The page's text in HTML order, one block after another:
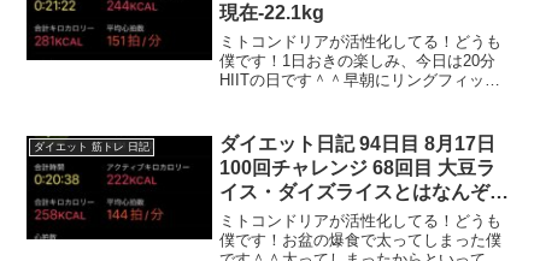
現在-22.1kg
ミトコンドリアが活性化してる！どうも
僕です！1日おきの楽しみ、今日は20分
HIITの日です＾＾早朝にリングフィット
フィットボクシングをしたら、物凄い汗
をかい...
ダイエット 筋トレ 日記
ダイエット日記 94日目 8月17日
100回チャレンジ 68回目 大豆ラ
イス・ダイズライスとはなんぞ
現在-21.9kg
ミトコンドリアが活性化してる！どうも
僕です！お盆の爆食で太ってしまった僕